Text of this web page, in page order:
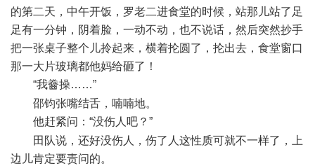
的第二天，中午开饭，罗老二进食堂的时候，站那儿站了足
足有一分钟，阴着脸，一动不动，也不说话，然后突然抄手
把一张桌子整个儿拎起来，横着抡圆了，抡出去，食堂窗口
那一大片玻璃都他妈给砸了！
“我齤操……”
邵钧张嘴结舌，喃喃地。
他赶紧问：“没伤人吧？”
田队说，还好没伤人，伤了人这性质可就不一样了，上
边儿肯定要责问的。